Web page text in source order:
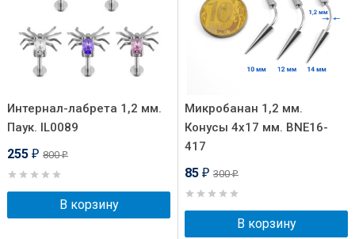
Интернал-лабрета 1,2 мм.
Паук. IL0089
255 ₽ 800₽
В корзину
Микробанан 1,2 мм.
Конусы 4х17 мм. BNE16-
417
85 ₽ 300₽
В корзину